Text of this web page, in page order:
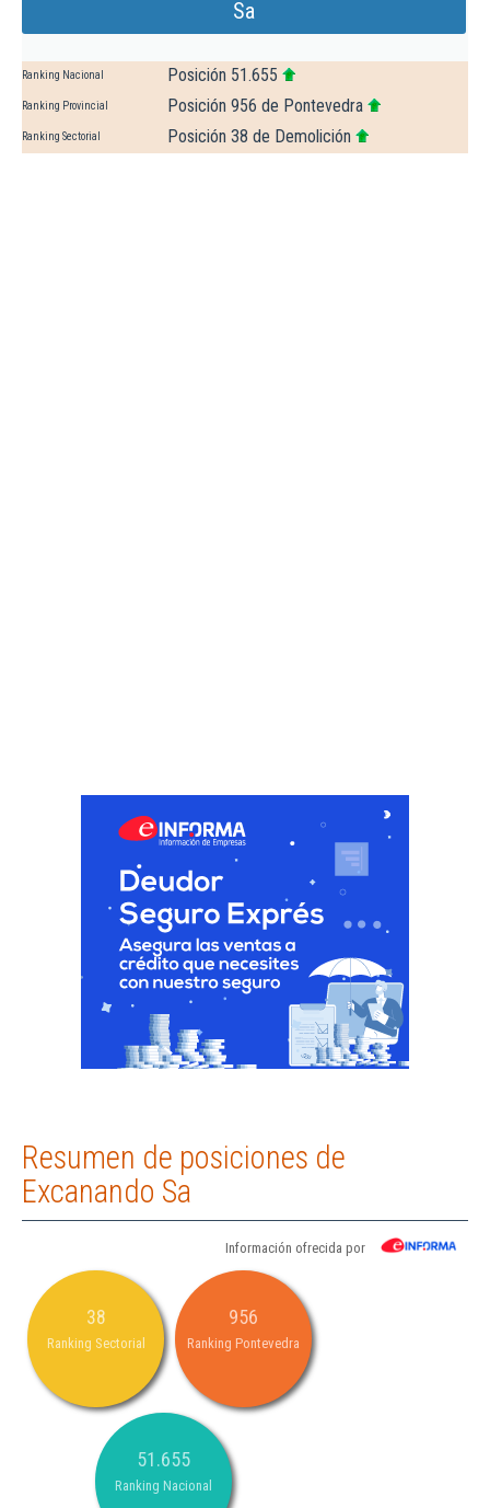
Sa
Ranking Nacional Posición 51.655
Ranking Provincial Posición 956 de Pontevedra
Ranking Sectorial Posición 38 de Demolición
Resumen de posiciones de
Excanando Sa
Información ofrecida por
38
Ranking Sectorial
956
Ranking Pontevedra
51.655
Ranking Nacional